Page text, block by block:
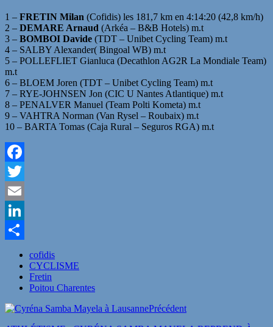
1 – FRETIN Milan (Cofidis) les 181,7 km en 4:14:20 (42,8 km/h)
2 – DEMARE Arnaud (Arkéa – B&B Hotels) m.t
3 – BOMBOI Davide (TDT – Unibet Cycling Team) m.t
4 – SALBY Alexander( Bingoal WB) m.t
5 – POLLEFLIET Gianluca (Decathlon AG2R La Mondiale Team)
m.t
6 – BLOEM Joren (TDT – Unibet Cycling Team) m.t
7 – RYE-JOHNSEN Jon (CIC U Nantes Atlantique) m.t
8 – PENALVER Manuel (Team Polti Kometa) m.t
9 – VAHTRA Norman (Van Rysel – Roubaix) m.t
10 – BARTA Tomas (Caja Rural – Seguros RGA) m.t
Facebook
Twitter
Email
LinkedIn
cofidis
CYCLISME
Fretin
Poitou Charentes
Précédent